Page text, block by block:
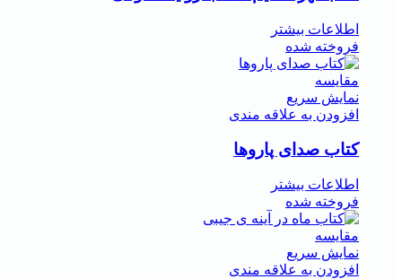
اطلاعات بیشتر
فروخته شده
مقايسه
نمایش سریع
افزودن به علاقه مندی
کتاب صدای پاروها
اطلاعات بیشتر
فروخته شده
مقايسه
نمایش سریع
افزودن به علاقه مندی